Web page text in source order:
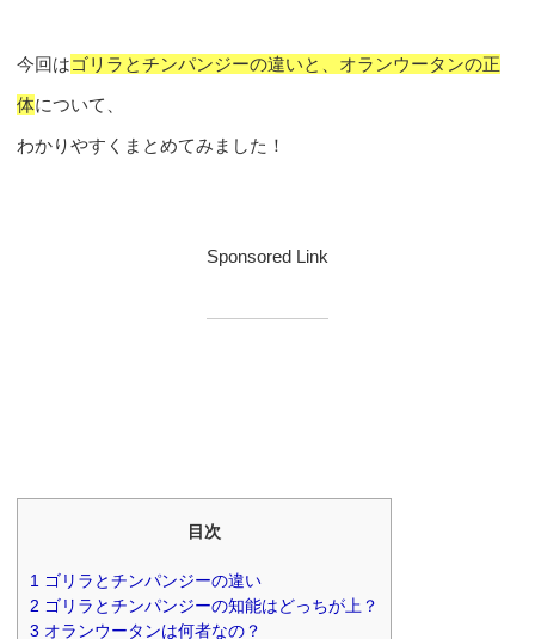
今回はゴリラとチンパンジーの違いと、オランウータンの正
体について、
わかりやすくまとめてみました！
Sponsored Link
目次
1 ゴリラとチンパンジーの違い
2 ゴリラとチンパンジーの知能はどっちが上？
3 オランウータンは何者なの？